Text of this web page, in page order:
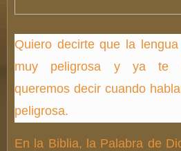
Quiero decirte que la
muy peligrosa y ya te
queremos decir cuando
peligrosa.
En la Biblia, la Palabra de